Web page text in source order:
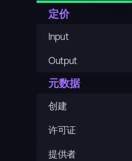
定价
Input
Output
元数据
创建
许可证
提供者